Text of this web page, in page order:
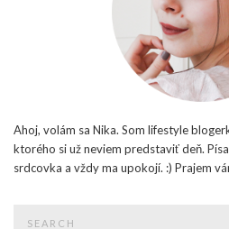
Ahoj, volám sa Nika. Som lifestyle
ktorého si už neviem predstaviť deň.
srdcovka a vždy ma upokojí. :) Prajem